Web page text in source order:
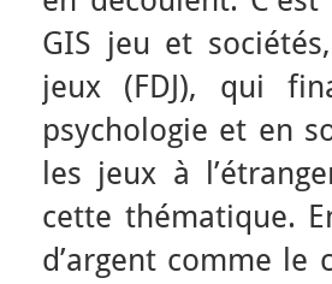
GIS jeu et
jeux (FDJ), qui
psychologie et en
les jeux à
cette thématique.
d’argent comme